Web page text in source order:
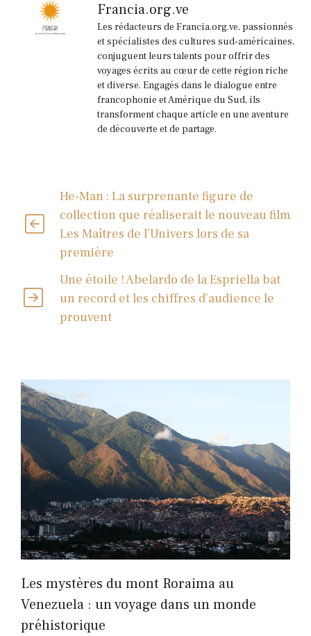
Francia.org.ve
Les rédacteurs de Francia.org.ve, passionnés
et spécialistes des cultures sud-américaines,
conjuguent leurs talents pour offrir des
voyages écrits au cœur de cette région riche
et diverse. Engagés dans le dialogue entre
francophonie et Amérique du Sud, ils
transforment chaque article en une aventure
de découverte et de partage.
He-Man : La surprenante figure de
collection que réaliserait le nouveau film
Les Maîtres de l’Univers lors de sa
première
Une étoile ! Abelardo de la Espriella bat
un record et les chiffres d’audience le
prouvent
Les mystères du mont Roraima au
Venezuela : un voyage dans un monde
préhistorique